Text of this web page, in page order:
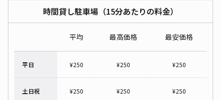
時間貸し駐車場（15分あたりの料金）
平均 最高価格 最安価格
平日 ¥250 ¥250 ¥250
土日祝 ¥250 ¥250 ¥250